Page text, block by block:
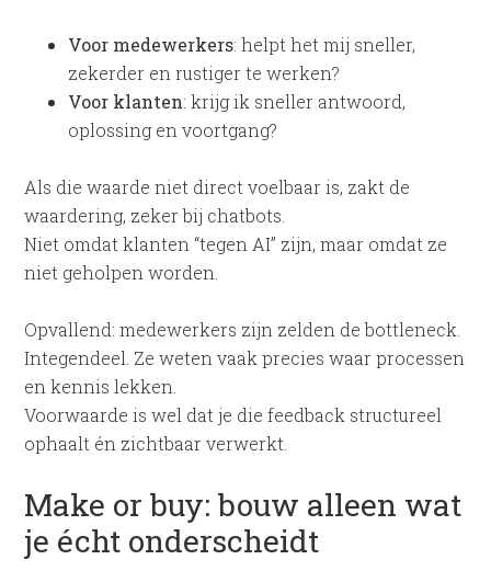
Voor medewerkers: helpt het mij sneller,
zekerder en rustiger te werken?
Voor klanten: krijg ik sneller antwoord,
oplossing en voortgang?
Als die waarde niet direct voelbaar is, zakt de
waardering, zeker bij chatbots.
Niet omdat klanten “tegen AI” zijn, maar omdat ze
niet geholpen worden.
Opvallend: medewerkers zijn zelden de bottleneck.
Integendeel. Ze weten vaak precies waar processen
en kennis lekken.
Voorwaarde is wel dat je die feedback structureel
ophaalt én zichtbaar verwerkt.
Make or buy: bouw alleen wat
je écht onderscheidt